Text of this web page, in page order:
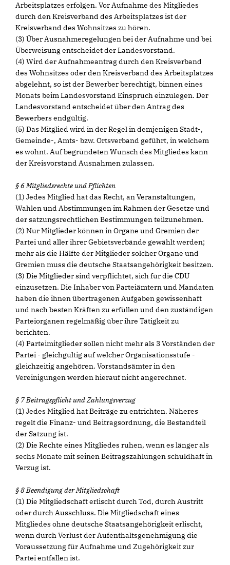
Arbeitsplatzes erfolgen. Vor Aufnahme des Mitgliedes
durch den Kreisverband des Arbeitsplatzes ist der
Kreisverband des Wohnsitzes zu hören.
(3) Über Ausnahmeregelungen bei der Aufnahme und bei
Überweisung entscheidet der Landesvorstand.
(4) Wird der Aufnahmeantrag durch den Kreisverband
des Wohnsitzes oder den Kreisverband des Arbeitsplatzes
abgelehnt, so ist der Bewerber berechtigt, binnen eines
Monats beim Landesvorstand Einspruch einzulegen. Der
Landesvorstand entscheidet über den Antrag des
Bewerbers endgültig.
(5) Das Mitglied wird in der Regel in demjenigen Stadt-,
Gemeinde-, Amts- bzw. Ortsverband geführt, in welchem
es wohnt. Auf begründeten Wunsch des Mitgliedes kann
der Kreisvorstand Ausnahmen zulassen.
§ 6 Mitgliedsrechte und Pflichten
(1) Jedes Mitglied hat das Recht, an Veranstaltungen,
Wahlen und Abstimmungen im Rahmen der Gesetze und
der satzungsrechtlichen Bestimmungen teilzunehmen.
(2) Nur Mitglieder können in Organe und Gremien der
Partei und aller ihrer Gebietsverbände gewählt werden;
mehr als die Hälfte der Mitglieder solcher Organe und
Gremien muss die deutsche Staatsangehörigkeit besitzen.
(3) Die Mitglieder sind verpflichtet, sich für die CDU
einzusetzen. Die Inhaber von Parteiämtern und Mandaten
haben die ihnen übertragenen Aufgaben gewissenhaft
und nach besten Kräften zu erfüllen und den zuständigen
Parteiorganen regelmäßig über ihre Tätigkeit zu
berichten.
(4) Parteimitglieder sollen nicht mehr als 3 Vorständen der
Partei - gleichgültig auf welcher Organisationsstufe -
gleichzeitig angehören. Vorstandsämter in den
Vereinigungen werden hierauf nicht angerechnet.
§ 7 Beitragspflicht und Zahlungsverzug
(1) Jedes Mitglied hat Beiträge zu entrichten. Näheres
regelt die Finanz- und Beitragsordnung, die Bestandteil
der Satzung ist.
(2) Die Rechte eines Mitgliedes ruhen, wenn es länger als
sechs Monate mit seinen Beitragszahlungen schuldhaft in
Verzug ist.
§ 8 Beendigung der Mitgliedschaft
(1) Die Mitgliedschaft erlischt durch Tod, durch Austritt
oder durch Ausschluss. Die Mitgliedschaft eines
Mitgliedes ohne deutsche Staatsangehörigkeit erlischt,
wenn durch Verlust der Aufenthaltsgenehmigung die
Voraussetzung für Aufnahme und Zugehörigkeit zur
Partei entfallen ist.